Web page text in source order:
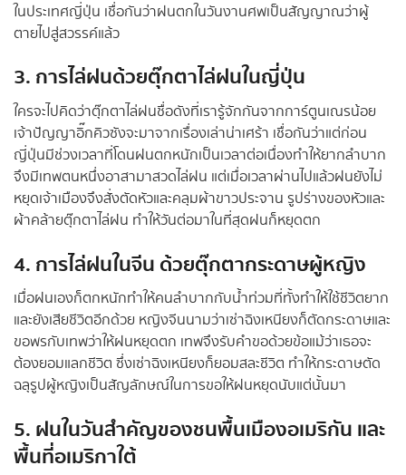
ในประเทศญี่ปุ่น เชื่อกันว่าฝนตกในวันงานศพเป็นสัญญาณว่าผู้
ตายไปสู่สวรรค์แล้ว
3. การไล่ฝนด้วยตุ๊กตาไล่ฝนในญี่ปุ่น
ใครจะไปคิดว่าตุ๊กตาไล่ฝนชื่อดังที่เรารู้จักกันจากการ์ตูนเณรน้อย
เจ้าปัญญาอิ๊กคิวซังจะมาจากเรื่องเล่าน่าเศร้า เชื่อกันว่าแต่ก่อน
ญี่ปุ่นมีช่วงเวลาที่โดนฝนตกหนักเป็นเวลาต่อเนื่องทำให้ยากลำบาก
จึงมีเทพตนหนึ่งอาสามาสวดไล่ฝน แต่เมื่อเวลาผ่านไปแล้วฝนยังไม่
หยุดเจ้าเมืองจึงสั่งตัดหัวและคลุมผ้าขาวประจาน รูปร่างของหัวและ
ผ้าคล้ายตุ๊กตาไล่ฝน ทำให้วันต่อมาในที่สุดฝนก็หยุดตก
4. การไล่ฝนในจีน ด้วยตุ๊กตากระดาษผู้หญิง
เมื่อฝนเองก็ตกหนักทำให้คนลำบากกับน้ำท่วมที่ทั้งทำให้ใช้ชีวิตยาก
และยังเสียชีวิตอีกด้วย หญิงจีนนามว่าเซ่าฉิงเหนียงก็ตัดกระดาษและ
ขอพรกับเทพว่าให้ฝนหยุดตก เทพจึงรับคำขอด้วยข้อแม้ว่าเธอจะ
ต้องยอมแลกชีวิต ซึ่งเซ่าฉิงเหนียงก็ยอมสละชีวิต ทำให้กระดาษตัด
ฉลุรูปผู้หญิงเป็นสัญลักษณ์ในการขอให้ฝนหยุดนับแต่นั้นมา
5. ฝนในวันสำคัญของชนพื้นเมืองอเมริกัน และ
พื้นที่อเมริกาใต้